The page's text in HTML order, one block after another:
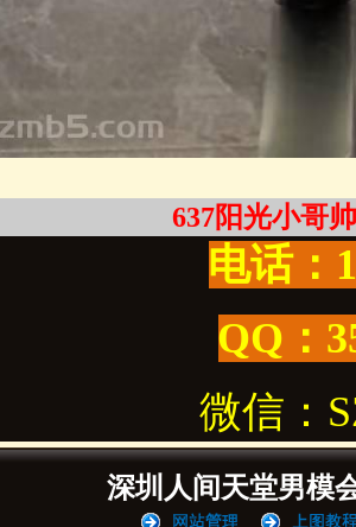
637阳光小哥
电话：
QQ：
微信：
深圳人间天堂男模